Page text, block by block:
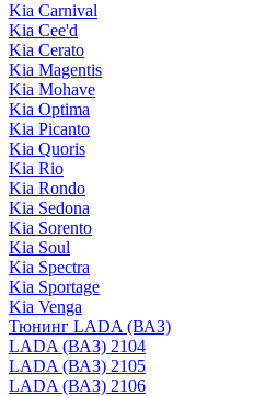
Kia Carnival
Kia Cee'd
Kia Cerato
Kia Magentis
Kia Mohave
Kia Optima
Kia Picanto
Kia Quoris
Kia Rio
Kia Rondo
Kia Sedona
Kia Sorento
Kia Soul
Kia Spectra
Kia Sportage
Kia Venga
Тюнинг LADA (ВАЗ)
LADA (ВАЗ) 2104
LADA (ВАЗ) 2105
LADA (ВАЗ) 2106